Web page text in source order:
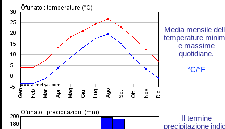
Media mensile
temperature
e massime
quotidiane.
°C/°F
Il termine
precipitazione